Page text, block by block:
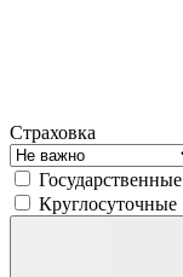
Страховка
Государственные
Круглосуточные